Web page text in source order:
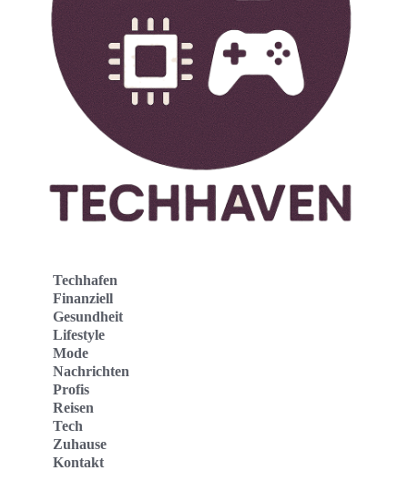
Techhafen
Finanziell
Gesundheit
Lifestyle
Mode
Nachrichten
Profis
Reisen
Tech
Zuhause
Kontakt